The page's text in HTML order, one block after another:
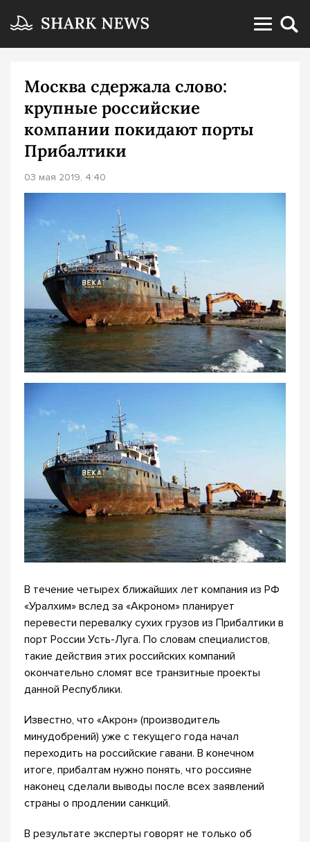
Москва сдержала слово:
крупные российские
компании покидают порты
Прибалтики
03 мая 2019, 4:40
В течение четырех ближайших лет компания из РФ
«Уралхим» вслед за «Акроном» планирует
перевести перевалку сухих грузов из Прибалтики в
порт России Усть-Луга. По словам специалистов,
такие действия этих российских компаний
окончательно сломят все транзитные проекты
данной Республики.
Известно, что «Акрон» (производитель
минудобрений) уже с текущего года начал
переходить на российские гавани. В конечном
итоге, прибалтам нужно понять, что россияне
наконец сделали выводы после всех заявлений
страны о продлении санкций.
В результате эксперты говорят не только об